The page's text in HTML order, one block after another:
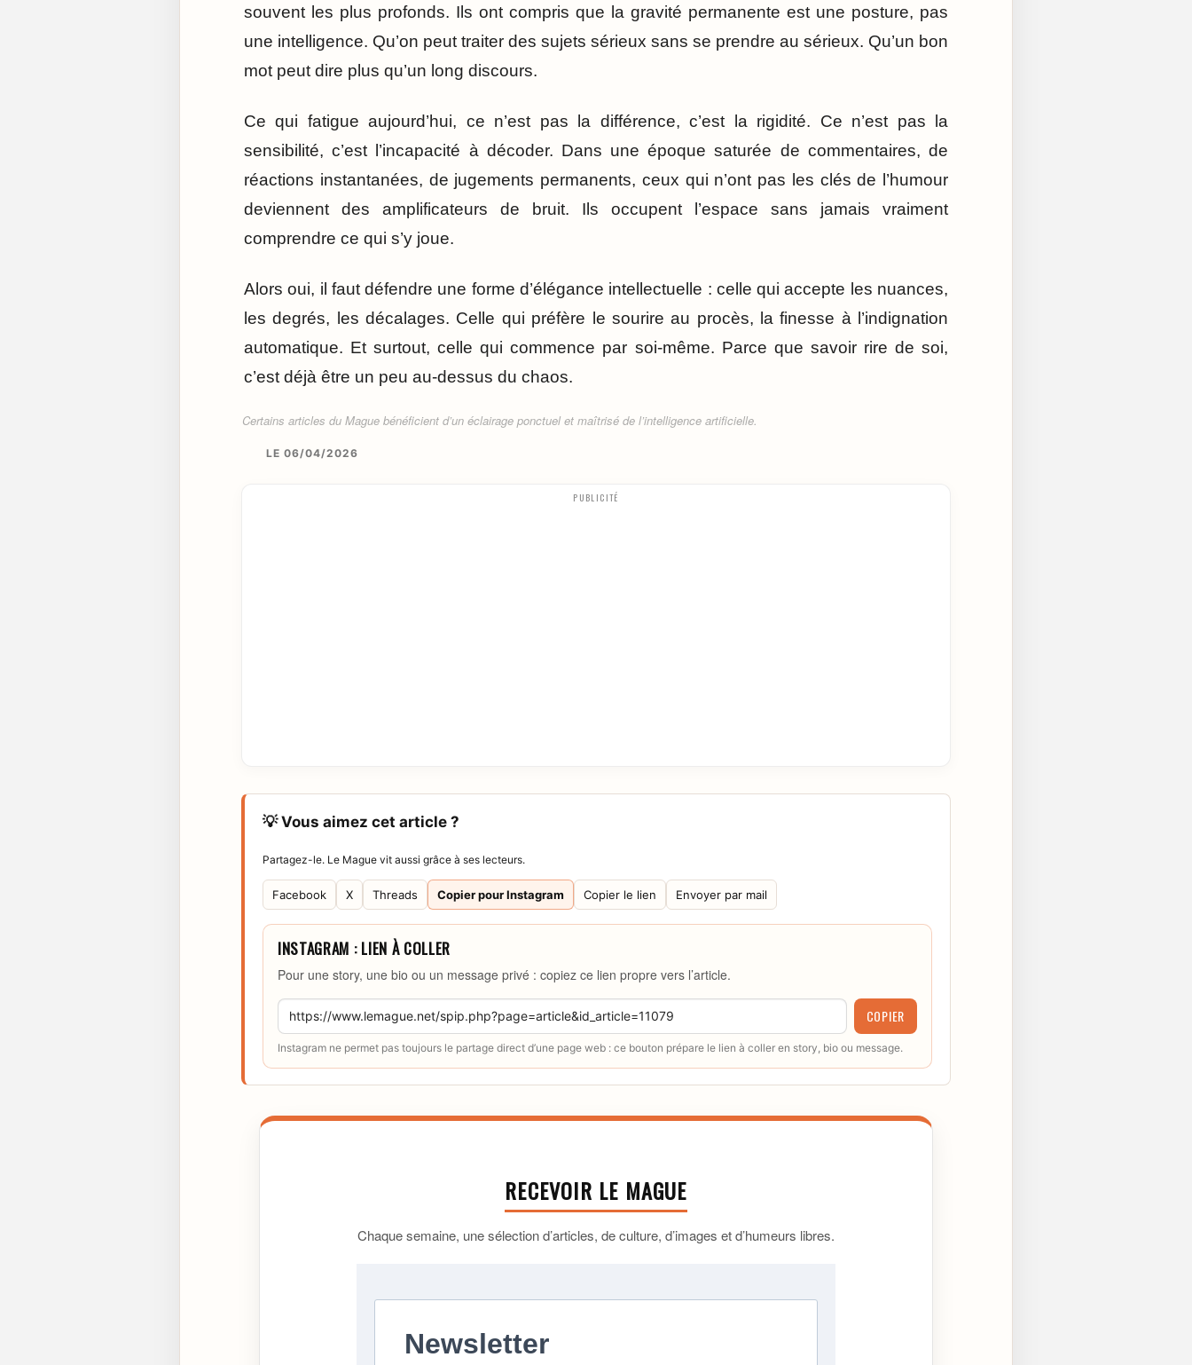
souvent les plus profonds. Ils ont compris que la gravité permanente est une posture, pas
une intelligence. Qu’on peut traiter des sujets sérieux sans se prendre au sérieux. Qu’un bon
mot peut dire plus qu’un long discours.
Ce qui fatigue aujourd’hui, ce n’est pas la différence, c’est la rigidité. Ce n’est pas la
sensibilité, c’est l’incapacité à décoder. Dans une époque saturée de commentaires, de
réactions instantanées, de jugements permanents, ceux qui n’ont pas les clés de l’humour
deviennent des amplificateurs de bruit. Ils occupent l’espace sans jamais vraiment
comprendre ce qui s’y joue.
Alors oui, il faut défendre une forme d’élégance intellectuelle : celle qui accepte les nuances,
les degrés, les décalages. Celle qui préfère le sourire au procès, la finesse à l’indignation
automatique. Et surtout, celle qui commence par soi-même. Parce que savoir rire de soi,
c’est déjà être un peu au-dessus du chaos.
Certains articles du Mague bénéficient d’un éclairage ponctuel et maîtrisé de l’intelligence artificielle.
LE 06/04/2026
PUBLICITÉ
💡 Vous aimez cet article ?
Partagez-le. Le Mague vit aussi grâce à ses lecteurs.
Facebook X Threads Copier pour Instagram Copier le lien Envoyer par mail
INSTAGRAM : LIEN À COLLER
Pour une story, une bio ou un message privé : copiez ce lien propre vers l’article.
COPIER
Instagram ne permet pas toujours le partage direct d’une page web : ce bouton prépare le lien à coller en story, bio ou message.
RECEVOIR LE MAGUE
Chaque semaine, une sélection d’articles, de culture, d’images et d’humeurs libres.